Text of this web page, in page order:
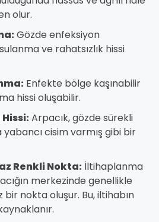
olur.
Gözde enfeksiyon
ve rahatsızlık hissi
Enfekte bölge kaşınabilir
hissi oluşabilir.
Arpacık, gözde sürekli
cisim varmış gibi bir
Renkli Nokta: İltihaplanma
merkezinde genellikle
bir nokta oluşur. Bu, iltihabın